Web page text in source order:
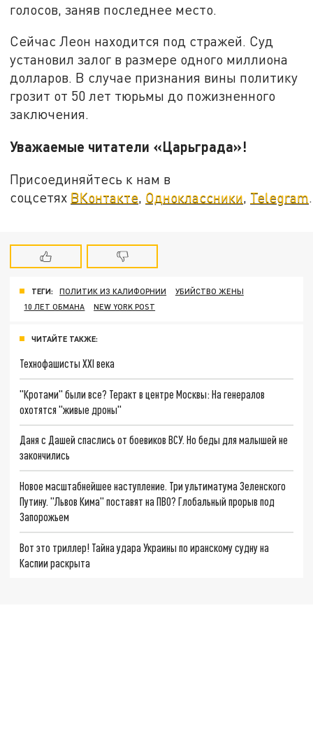
голосов, заняв последнее место.
Сейчас Леон находится под стражей. Суд
установил залог в размере одного миллиона
долларов. В случае признания вины политику
грозит от 50 лет тюрьмы до пожизненного
заключения.
Уважаемые читатели «Царьграда»!
Присоединяйтесь к нам в
соцсетях ВКонтакте, Одноклассники, Telegram.
ТЕГИ: ПОЛИТИК ИЗ КАЛИФОРНИИ
УБИЙСТВО ЖЕНЫ
10 ЛЕТ ОБМАНА
NEW YORK POST
ЧИТАЙТЕ ТАКЖЕ:
Технофашисты XXI века
"Кротами" были все? Теракт в центре Москвы: На генералов
охотятся "живые дроны"
Даня с Дашей спаслись от боевиков ВСУ. Но беды для малышей не
закончились
Новое масштабнейшее наступление. Три ультиматума Зеленского
Путину. "Львов Кима" поставят на ПВО? Глобальный прорыв под
Запорожьем
Вот это триллер! Тайна удара Украины по иранскому судну на
Каспии раскрыта